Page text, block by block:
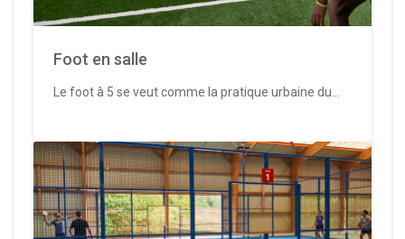
Foot en salle
Le foot à 5 se veut comme la pratique urbaine du...